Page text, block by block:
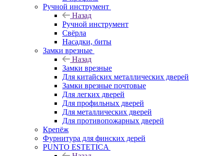
Ручной инструмент
Назад
Ручной инструмент
Свёрла
Насадки, биты
Замки врезные
Назад
Замки врезные
Для китайских металлических дверей
Замки врезные почтовые
Для легких дверей
Для профильных дверей
Для металлических дверей
Для противопожарных дверей
Крепёж
Фурнитура для финских дерей
PUNTO ESTETICA